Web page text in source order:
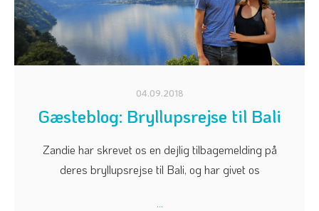
04.09.2018
Gæsteblog: Bryllupsrejse til Bali
Zandie har skrevet os en dejlig tilbagemelding på
deres bryllupsrejse til Bali, og har givet os
...